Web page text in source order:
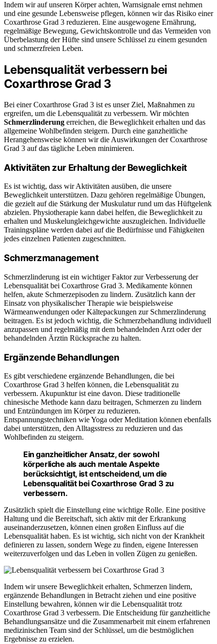
Indem wir auf unseren Körper achten, Warnsignale ernst nehmen
und eine gesunde Lebensweise pflegen, können wir das Risiko einer
Coxarthrose Grad 3 reduzieren. Eine ausgewogene Ernährung,
regelmäßige Bewegung, Gewichtskontrolle und das Vermeiden von
Überbelastung der Hüfte sind unsere Schlüssel zu einem gesunden
und schmerzfreien Leben.
Lebensqualität verbessern bei
Coxarthrose Grad 3
Bei einer Coxarthrose Grad 3 ist es unser Ziel, Maßnahmen zu
ergreifen, um die Lebensqualität zu verbessern. Wir möchten
Schmerzlinderung erreichen, die Beweglichkeit erhalten und das
allgemeine Wohlbefinden steigern. Durch eine ganzheitliche
Herangehensweise können wir die Auswirkungen der Coxarthrose
Grad 3 auf das tägliche Leben minimieren.
Aktivitäten zur Erhaltung der Beweglichkeit
Es ist wichtig, dass wir Aktivitäten ausüben, die unsere
Beweglichkeit unterstützen. Dazu gehören regelmäßige Übungen,
die gezielt auf die Stärkung der Muskulatur rund um das Hüftgelenk
abzielen. Physiotherapie kann dabei helfen, die Beweglichkeit zu
erhalten und Muskelungleichgewichte auszugleichen. Individuelle
Trainingspläne werden dabei auf die Bedürfnisse und Fähigkeiten
jedes einzelnen Patienten zugeschnitten.
Schmerzmanagement
Schmerzlinderung ist ein wichtiger Faktor zur Verbesserung der
Lebensqualität bei Coxarthrose Grad 3. Medikamente können
helfen, akute Schmerzepisoden zu lindern. Zusätzlich kann der
Einsatz von physikalischer Therapie wie beispielsweise
Wärmeanwendungen oder Kältepackungen zur Schmerzlinderung
beitragen. Es ist jedoch wichtig, die Schmerzbehandlung individuell
anzupassen und regelmäßig mit dem behandelnden Arzt oder der
behandelnden Ärztin Rücksprache zu halten.
Ergänzende Behandlungen
Es gibt verschiedene ergänzende Behandlungen, die bei
Coxarthrose Grad 3 helfen können, die Lebensqualität zu
verbessern. Akupunktur ist eine davon. Diese traditionelle
chinesische Methode kann dazu beitragen, Schmerzen zu lindern
und Entzündungen im Körper zu reduzieren.
Entspannungstechniken wie Yoga oder Meditation können ebenfalls
dabei unterstützen, den Alltagsstress zu reduzieren und das
Wohlbefinden zu steigern.
Ein ganzheitlicher Ansatz, der sowohl
körperliche als auch mentale Aspekte
berücksichtigt, ist entscheidend, um die
Lebensqualität bei Coxarthrose Grad 3 zu
verbessern.
Zusätzlich spielt die Einstellung eine wichtige Rolle. Eine positive
Haltung und die Bereitschaft, sich aktiv mit der Erkrankung
auseinanderzusetzen, können einen großen Einfluss auf die
Lebensqualität haben. Es ist wichtig, sich nicht von der Krankheit
definieren zu lassen, sondern Wege zu finden, eigene Interessen
weiterzuverfolgen und das Leben in vollen Zügen zu genießen.
Indem wir unsere Beweglichkeit erhalten, Schmerzen lindern,
ergänzende Behandlungen in Betracht ziehen und eine positive
Einstellung bewahren, können wir die Lebensqualität trotz
Coxarthrose Grad 3 verbessern. Die Entscheidung für ganzheitliche
Behandlungsansätze und die Zusammenarbeit mit einem erfahrenen
medizinischen Team sind der Schlüssel, um die bestmöglichen
Ergebnisse zu erzielen.